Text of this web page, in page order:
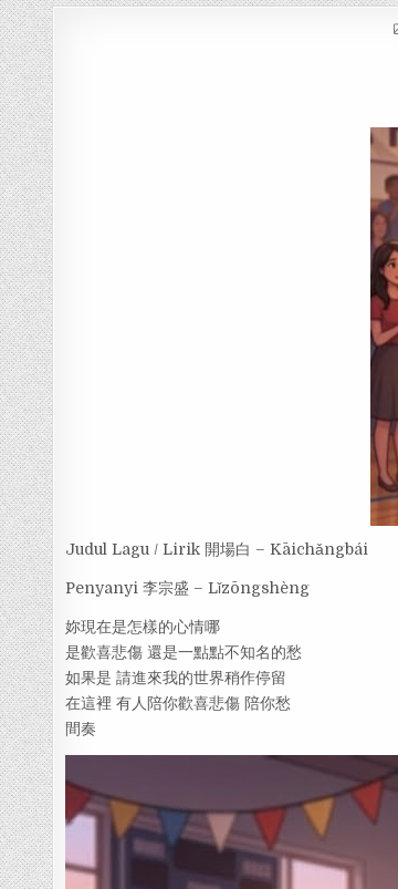
Judul Lagu / Lirik 開場白 – Kāichǎngbái
Penyanyi 李宗盛 – Lǐzōngshèng
妳現在是怎樣的心情哪
是歡喜悲傷 還是一點點不知名的愁
如果是 請進來我的世界稍作停留
在這裡 有人陪你歡喜悲傷 陪你愁
間奏